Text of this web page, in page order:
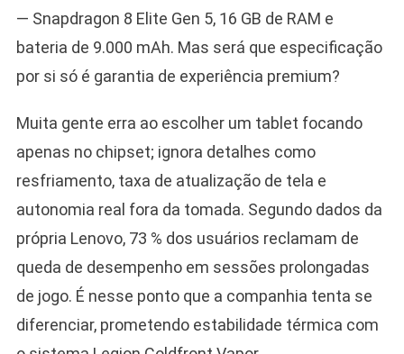
— Snapdragon 8 Elite Gen 5, 16 GB de RAM e
bateria de 9.000 mAh. Mas será que especificação
por si só é garantia de experiência premium?
Muita gente erra ao escolher um tablet focando
apenas no chipset; ignora detalhes como
resfriamento, taxa de atualização de tela e
autonomia real fora da tomada. Segundo dados da
própria Lenovo, 73 % dos usuários reclamam de
queda de desempenho em sessões prolongadas
de jogo. É nesse ponto que a companhia tenta se
diferenciar, prometendo estabilidade térmica com